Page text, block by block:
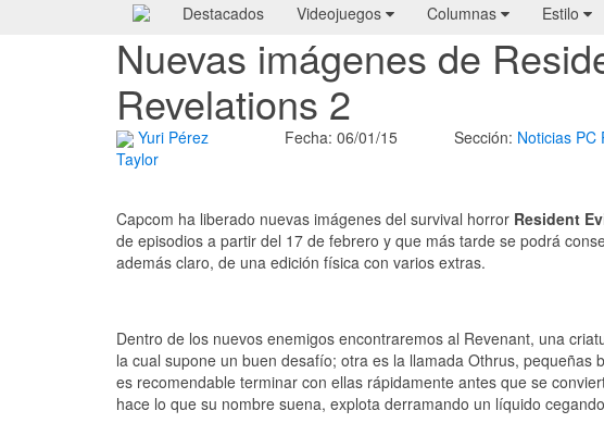
Destacados Videojuegos Columnas Estilo
Nuevas imágenes de
Revelations 2
Yuri Pérez
Taylor
Fecha: 06/01/15 Sección: Noticias PC
Capcom ha liberado nuevas imágenes del survival horror Resident
de episodios a partir del 17 de febrero y que más tarde se podrá
además claro, de una edición física con varios extras.
Dentro de los nuevos enemigos encontraremos al Revenant, una
la cual supone un buen desafío; otra es la llamada Othrus,
es recomendable terminar con ellas rápidamente antes que se
hace lo que su nombre suena, explota derramando un líquido